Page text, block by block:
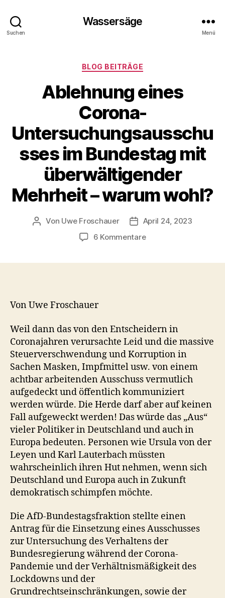
Suchen
Wassersäge
Menü
Kategorien
BLOG BEITRÄGE
Ablehnung eines
Corona-
Untersuchungsausschu
sses im Bundestag mit
überwältigender
Mehrheit – warum wohl?
Beitragsautor
Von Uwe Froschauer Beitragsdatum
April 24, 2023
6 Kommentarezu
überwältigender
Mehrheit
–
warum
wohl?
Von Uwe Froschauer
Weil dann das von den Entscheidern in
Coronajahren verursachte Leid und die massive
Steuerverschwendung und Korruption in
Sachen Masken, Impfmittel usw. von einem
achtbar arbeitenden Ausschuss vermutlich
aufgedeckt und öffentlich kommuniziert
werden würde. Die Herde darf aber auf keinen
Fall aufgeweckt werden! Das würde das „Aus“
vieler Politiker in Deutschland und auch in
Europa bedeuten. Personen wie Ursula von der
Leyen und Karl Lauterbach müssten
wahrscheinlich ihren Hut nehmen, wenn sich
Deutschland und Europa auch in Zukunft
demokratisch schimpfen möchte.
Die AfD-Bundestagsfraktion stellte einen
Antrag für die Einsetzung eines Ausschusses
zur Untersuchung des Verhaltens der
Bundesregierung während der Corona-
Pandemie und der Verhältnismäßigkeit des
Lockdowns und der
Grundrechtseinschränkungen, sowie der